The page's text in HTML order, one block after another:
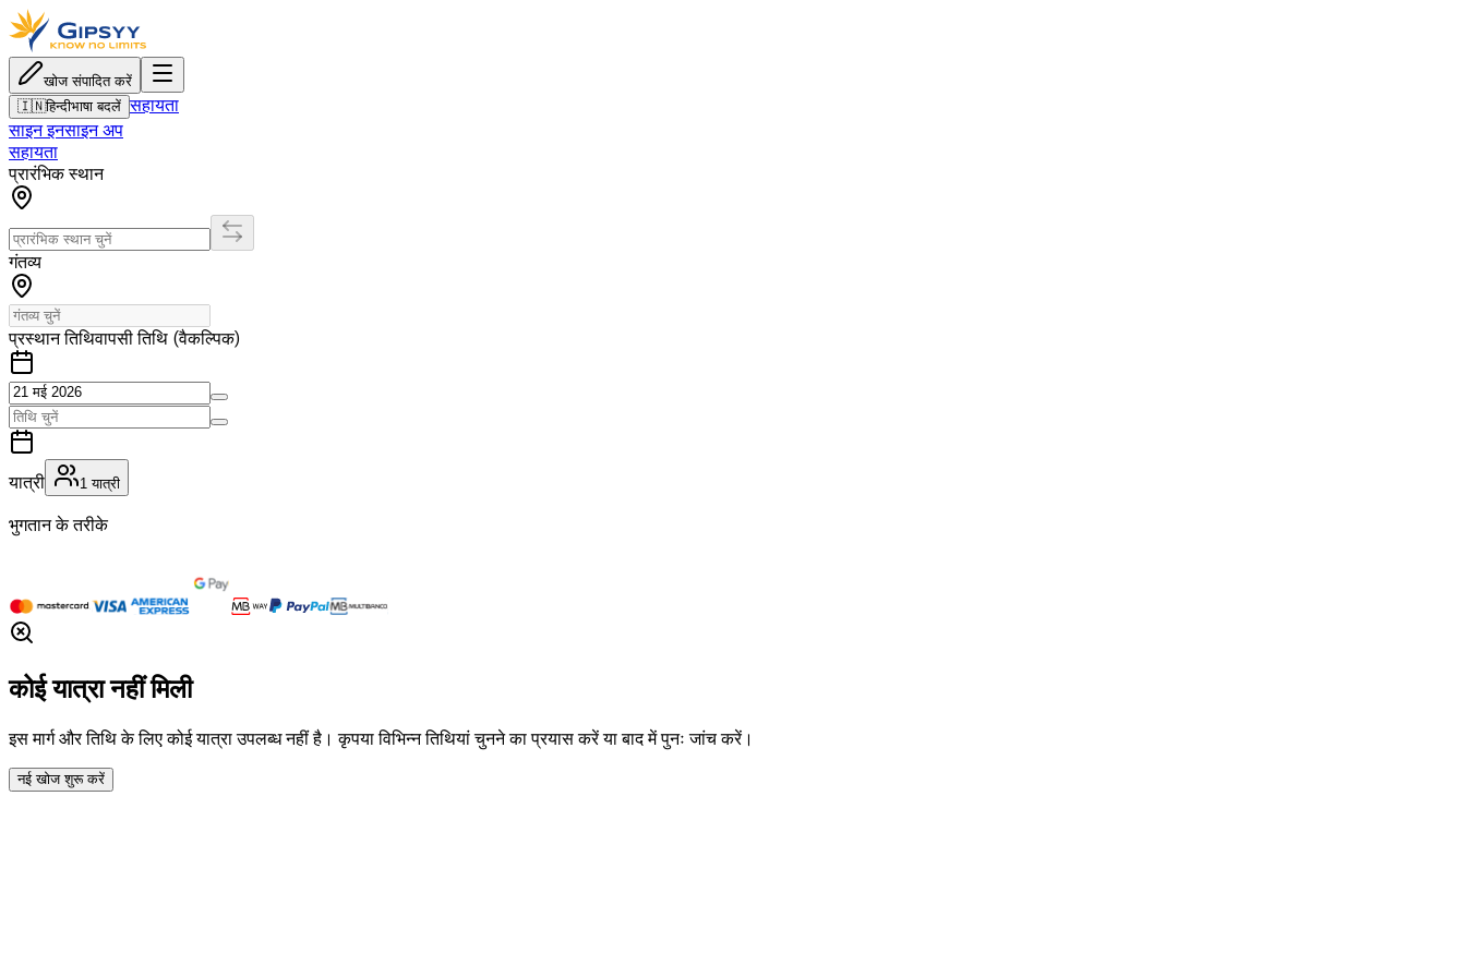
खोज संपादित करें
🇮🇳हिन्दीभाषा बदलें सहायता
साइन इनसाइन अप
सहायता
प्रारंभिक स्थान
गंतव्य
प्रस्थान तिथिवापसी तिथि (वैकल्पिक)
यात्री 1 यात्री
भुगतान के तरीके
कोई यात्रा नहीं मिली
इस मार्ग और तिथि के लिए कोई यात्रा उपलब्ध नहीं है। कृपया विभिन्न तिथियां चुनने का प्रयास करें या बाद में पुनः जांच करें।
नई खोज शुरू करें